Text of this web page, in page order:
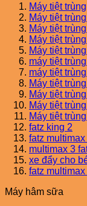
Máy tiệt trùng
Máy tiệt
Máy tiệt
Máy tiệt
Máy tiệt
máy tiệt
máy tiệt
Máy tiệt
Máy tiệt
Máy tiệt
Máy tiệt
fatz king 2
fatz multimax
multimax 3
xe đẩy cho
fatz multimax
Máy hâm sữa